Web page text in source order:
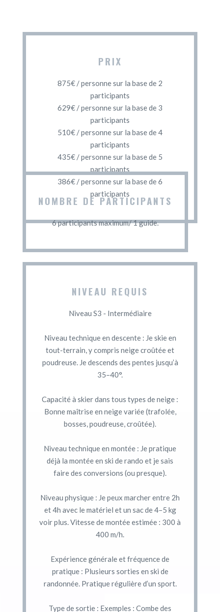
PRIX
875€ / personne sur la base de 2
participants
629€ / personne sur la base de 3
participants
510€ / personne sur la base de 4
participants
435€ / personne sur la base de 5
participants
386€ / personne sur la base de 6
participants
NOMBRE DE PARTICIPANTS
6 participants maximum/ 1 guide.
NIVEAU REQUIS
Niveau S3 - Intermédiaire
Niveau technique en descente : Je skie en
tout-terrain, y compris neige croûtée et
poudreuse. Je descends des pentes jusqu’à
35–40°.
Capacité à skier dans tous types de neige :
Bonne maîtrise en neige variée (trafolée,
bosses, poudreuse, croûtée).
Niveau technique en montée : Je pratique
déjà la montée en ski de rando et je sais
faire des conversions (ou presque).
Niveau physique : Je peux marcher entre 2h
et 4h avec le matériel et un sac de 4–5 kg
voir plus. Vitesse de montée estimée : 300 à
400 m/h.
Expérience générale et fréquence de
pratique : Plusieurs sorties en ski de
randonnée. Pratique régulière d’un sport.
Type de sortie : Exemples : Combe des